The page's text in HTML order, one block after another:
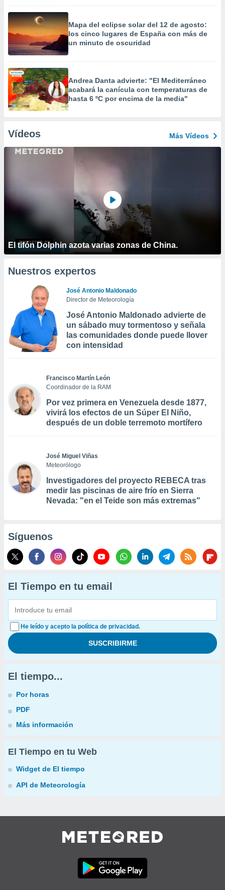
Mapa del eclipse solar del 12 de agosto:
los cinco lugares de España con más de
un minuto de oscuridad
Andrea Danta advierte: "El Mediterráneo
acabará la canícula con temperaturas de
hasta 6 ºC por encima de la media"
Vídeos Más Vídeos
El tifón Dolphin azota varias zonas de China.
Nuestros expertos
José Antonio Maldonado
Director de Meteorología
José Antonio Maldonado advierte de
un sábado muy tormentoso y señala
las comunidades donde puede llover
con intensidad
Francisco Martín León
Coordinador de la RAM
Por vez primera en Venezuela desde 1877,
vivirá los efectos de un Súper El Niño,
después de un doble terremoto mortífero
José Miguel Viñas
Meteorólogo
Investigadores del proyecto REBECA tras
medir las piscinas de aire frío en Sierra
Nevada: "en el Teide son más extremas"
Síguenos
El Tiempo en tu email
He leído y acepto la política de privacidad.
El tiempo...
Por horas
PDF
Más información
El Tiempo en tu Web
Widget de El tiempo
API de Meteorología